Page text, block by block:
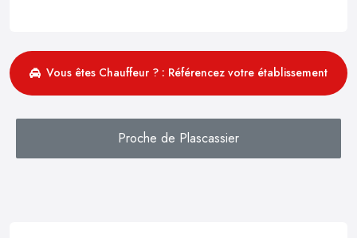
Vous êtes Chauffeur ? : Référencez votre établissement
Proche de Plascassier